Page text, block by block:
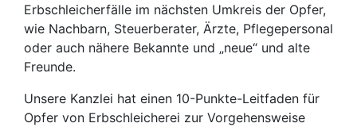
Erbschleicherfälle im nächsten Umkreis der Opfer,
wie Nachbarn, Steuerberater, Ärzte, Pflegepersonal
oder auch nähere Bekannte und „neue“ und alte
Freunde.
Unsere Kanzlei hat einen 10-Punkte-Leitfaden für
Opfer von Erbschleicherei zur Vorgehensweise